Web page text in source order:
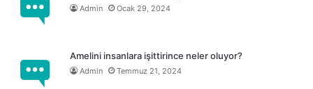
Admin Ocak 29, 2024
Amelini insanlara işittirince neler oluyor?
Admin Temmuz 21, 2024